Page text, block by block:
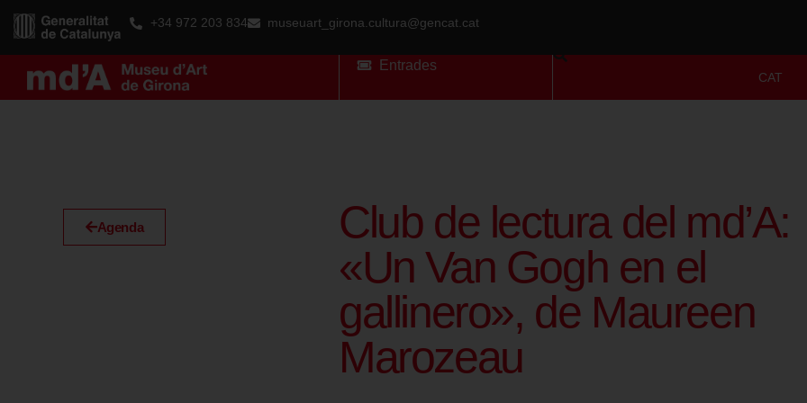
+34 972 203 834 museuart_girona.cultura@gencat.cat
Entrades
CAT
Agenda
Club de lectura del md’A:
«Un Van Gogh en el
gallinero», de Maureen
Marozeau